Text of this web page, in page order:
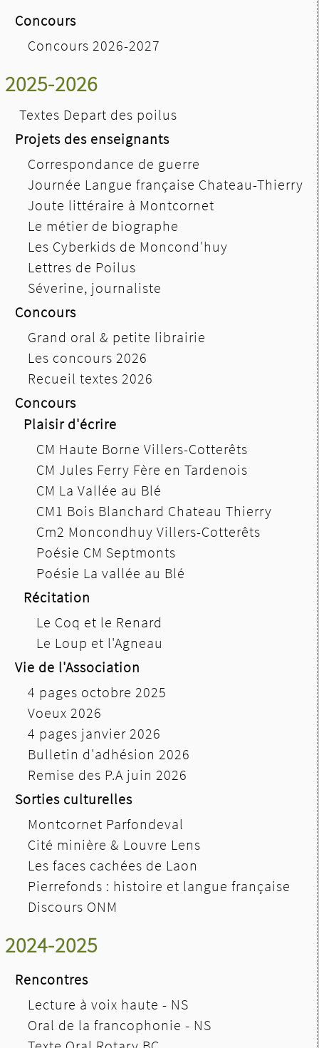
Concours
Concours 2026-2027
2025-2026
Textes Depart des poilus
Projets des enseignants
Correspondance de guerre
Journée Langue française Chateau-Thierry
Joute littéraire à Montcornet
Le métier de biographe
Les Cyberkids de Moncond'huy
Lettres de Poilus
Séverine, journaliste
Concours
Grand oral & petite librairie
Les concours 2026
Recueil textes 2026
Concours
Plaisir d'écrire
CM Haute Borne Villers-Cotterêts
CM Jules Ferry Fère en Tardenois
CM La Vallée au Blé
CM1 Bois Blanchard Chateau Thierry
Cm2 Moncondhuy Villers-Cotterêts
Poésie CM Septmonts
Poésie La vallée au Blé
Récitation
Le Coq et le Renard
Le Loup et l'Agneau
Vie de l'Association
4 pages octobre 2025
Voeux 2026
4 pages janvier 2026
Bulletin d'adhésion 2026
Remise des P.A juin 2026
Sorties culturelles
Montcornet Parfondeval
Cité minière & Louvre Lens
Les faces cachées de Laon
Pierrefonds : histoire et langue française
Discours ONM
2024-2025
Rencontres
Lecture à voix haute - NS
Oral de la francophonie - NS